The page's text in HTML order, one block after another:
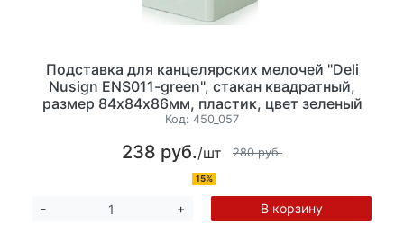
Подставка для канцелярских мелочей "Deli
Nusign ENS011-green", стакан квадратный,
размер 84х84х86мм, пластик, цвет зеленый
Код: 450_057
238 руб./шт 280 руб.
15%
- + В корзину